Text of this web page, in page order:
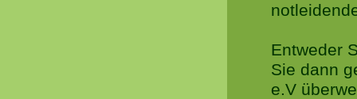
Entweder
Sie dann
e.V